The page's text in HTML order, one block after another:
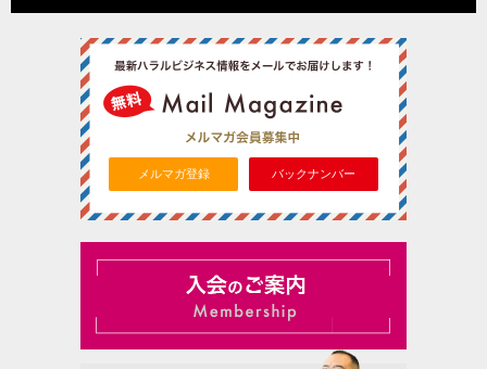
メルマガ登録 バックナンバー